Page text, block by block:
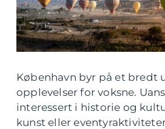
København byr på et bredt
opplevelser for voksne.
interessert i historie og
kunst eller